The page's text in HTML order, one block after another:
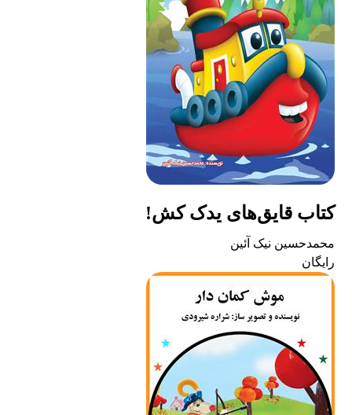
کتاب قایق‌های یدک کش!
محمدحسین نیک آئین
رایگان